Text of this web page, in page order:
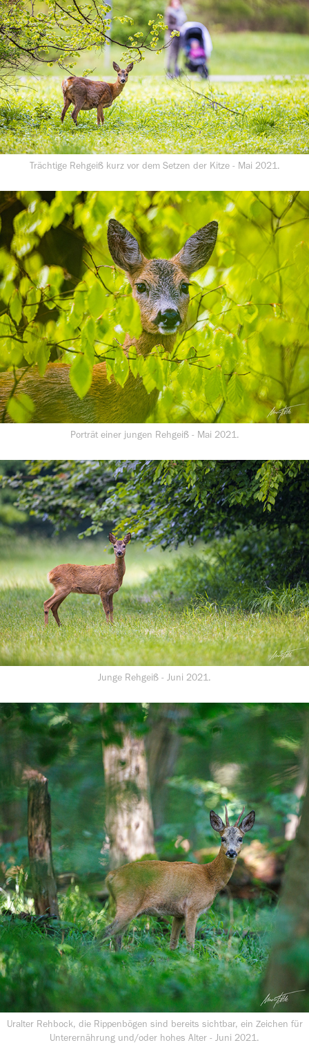
Trächtige Rehgeiß kurz vor dem Setzen der Kitze - Mai 2021.
Porträt einer jungen Rehgeiß - Mai 2021.
Junge Rehgeiß - Juni 2021.
Uralter Rehbock, die Rippenbögen sind bereits sichtbar, ein Zeichen für
Unterernährung und/oder hohes Alter - Juni 2021.